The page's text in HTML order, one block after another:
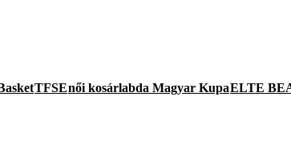
TFSEnői kosárlabda Magyar KupaELTE